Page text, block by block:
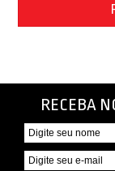
RECEBA